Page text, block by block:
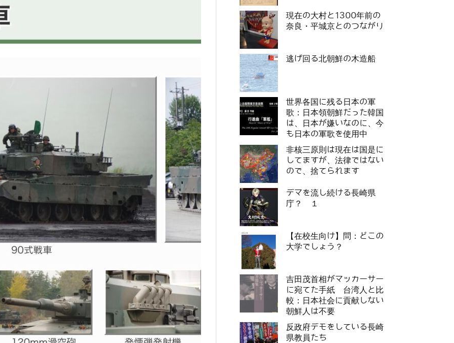
現在の大村と1300年前の
奈良・平城京とのつながり
逃げ回る北朝鮮の木造船
世界各国に残る日本の軍
歌：日本領朝鮮だった韓国
は、日本が嫌いなのに、今
も日本の軍歌を使用中
非核三原則は現在は国是に
してますが、法律ではない
ので、捨てられます
デマを流し続ける長崎県
庁？ １
【在校生向け】問：どこの
大学でしょう？
吉田茂首相がマッカーサー
に宛てた手紙 台湾人と比
較：日本社会に貢献しない
朝鮮人は不要
反政府デモをしている長崎
県教員たち